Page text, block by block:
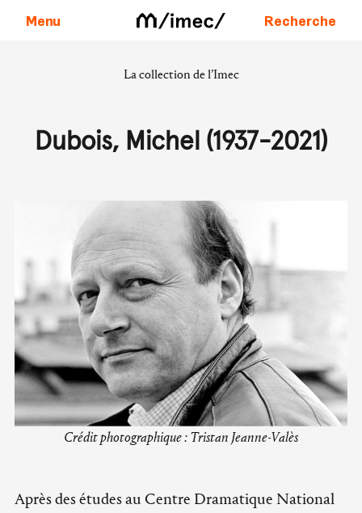
Menu Recherche
La collection de l’Imec
Dubois, Michel (1937-2021)
Crédit photographique : Tristan Jeanne-Valès
Après des études au Centre Dramatique National